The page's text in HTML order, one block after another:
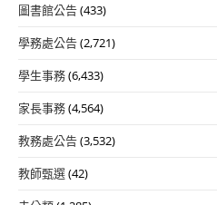
圖書館公告(433)
學務處公告(2,721)
學生事務(6,433)
家長事務(4,564)
教務處公告(3,532)
教師甄選(42)